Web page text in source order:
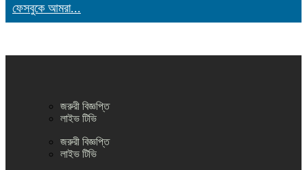
ফেসবুকে আমরা...
জরুরী বিজ্ঞপ্তি
লাইভ টিভি
জরুরী বিজ্ঞপ্তি
লাইভ টিভি